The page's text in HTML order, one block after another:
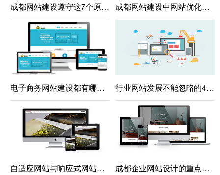
成都网站建设遵守这7个原则，能让你设计的的网页拥有更好的用户体验 成都网站建设中网站优化应该怎么做才好呢，从哪些方面进行？
电子商务网站建设都有哪些技巧要点？ 行业网站发展不能忽略的4要素
自适应网站与响应式网站建设的区别是什么？ 成都企业网站设计的重点都有什么？